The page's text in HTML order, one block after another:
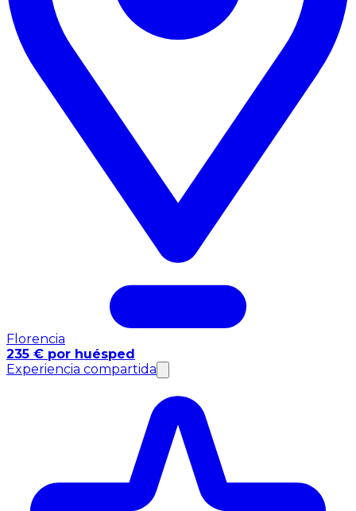
Florencia
235 € por huésped
Experiencia compartida